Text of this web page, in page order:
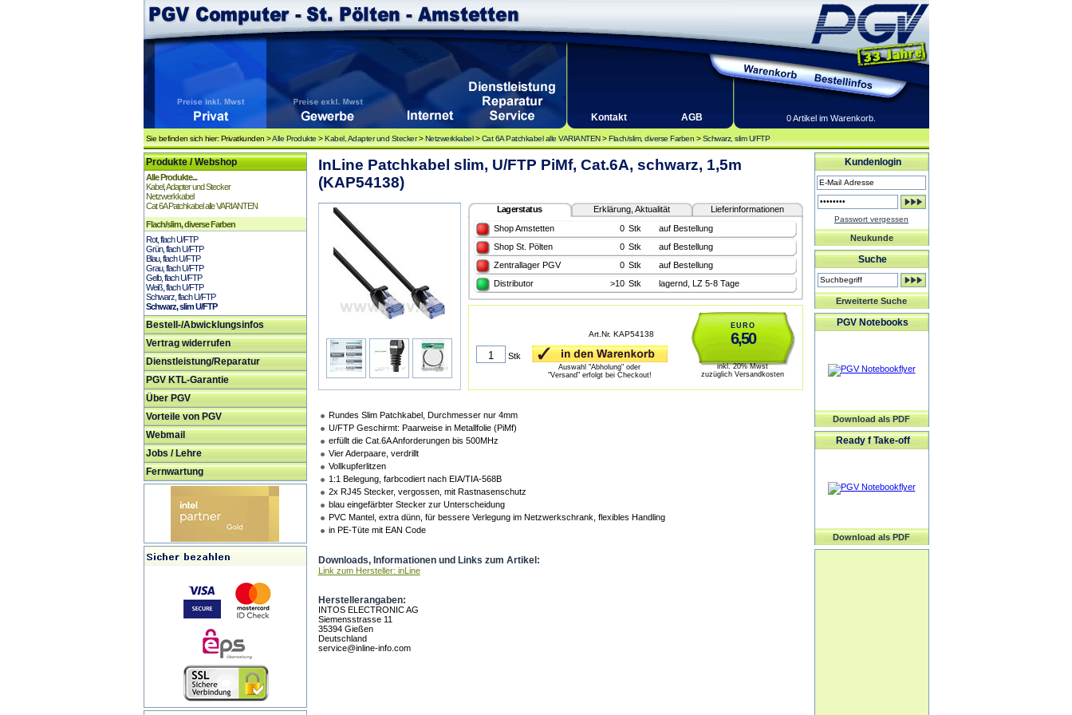
Kontakt AGB 0 Artikel im Warenkorb.
Sie befinden sich hier: Privatkunden >Alle Produkte >Kabel, Adapter und Stecker>Netzwerkkabel>Cat 6A Patchkabel alle VARIANTEN>Flach/slim, diverse Farben >Schwarz, slim U/FTP
Produkte / Webshop
Alle Produkte...
Kabel, Adapter und Stecker
Netzwerkkabel
Cat 6A Patchkabel alle VARIANTEN
Flach/slim, diverse Farben
Rot, flach U/FTP
Grün, flach U/FTP
Blau, flach U/FTP
Grau, flach U/FTP
Gelb, flach U/FTP
Weiß, flach U/FTP
Schwarz, flach U/FTP
Schwarz, slim U/FTP
Bestell-/Abwicklungsinfos
Vertrag widerrufen
Dienstleistung/Reparatur
PGV KTL-Garantie
Über PGV
Vorteile von PGV
Webmail
Jobs / Lehre
Fernwartung
InLine Patchkabel slim, U/FTP PiMf, Cat.6A, schwarz, 1,5m
(KAP54138)
Lagerstatus Erklärung, Aktualität
Lieferinformationen
Shop Amstetten
0 Stk
auf Bestellung
Shop St. Pölten
0 Stk
auf Bestellung
Zentrallager PGV
0 Stk
auf Bestellung
Distributor
>10 Stk lagernd, LZ 5-8 Tage
EURO
6,50
inkl. 20% Mwst
zuzüglich Versandkosten
Art.Nr. KAP54138
Stk
Auswahl "Abholung" oder
"Versand" erfolgt bei Checkout!
Rundes Slim Patchkabel, Durchmesser nur 4mm
U/FTP Geschirmt: Paarweise in Metallfolie (PiMf)
erfüllt die Cat.6A Anforderungen bis 500MHz
Vier Aderpaare, verdrillt
Vollkupferlitzen
1:1 Belegung, farbcodiert nach EIA/TIA-568B
2x RJ45 Stecker, vergossen, mit Rastnasenschutz
blau eingefärbter Stecker zur Unterscheidung
PVC Mantel, extra dünn, für bessere Verlegung im Netzwerkschrank, flexibles Handling
in PE-Tüte mit EAN Code
Downloads, Informationen und Links zum Artikel:
Link zum Hersteller: inLine
Herstellerangaben:
INTOS ELECTRONIC AG
Siemensstrasse 11
35394 Gießen
Deutschland
service@inline-info.com
Kundenlogin
Passwort vergessen
Neukunde
Suche
Erweiterte Suche
PGV Notebooks
Download als PDF
Ready f Take-off
Download als PDF